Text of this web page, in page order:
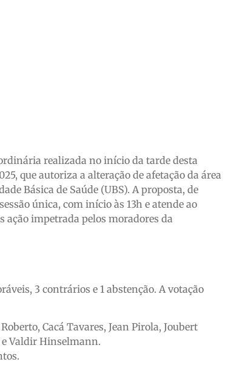
realizada no início da tarde desta
que autoriza a alteração de afetação da área
Básica de Saúde (UBS). A proposta, de
única, com início às 13h e atende ao
ação impetrada pelos moradores da
3 contrários e 1 abstenção. A votação
Cacá Tavares, Jean Pirola, Joubert
Valdir Hinselmann.